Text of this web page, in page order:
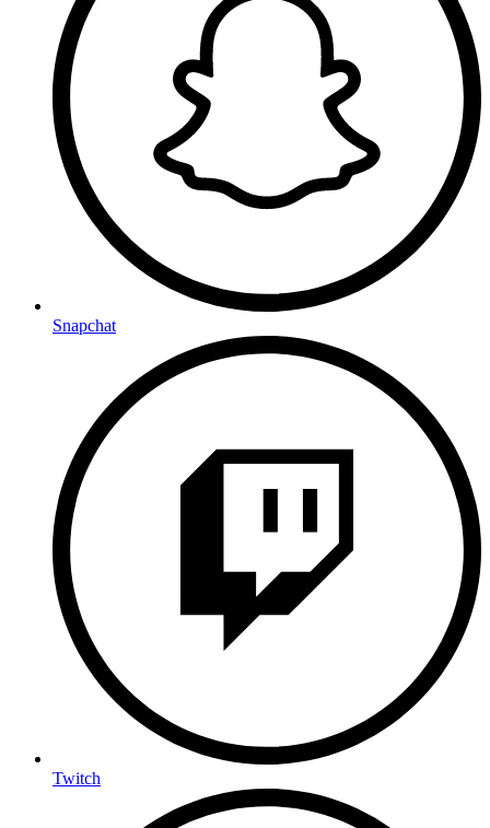
Snapchat
Twitch